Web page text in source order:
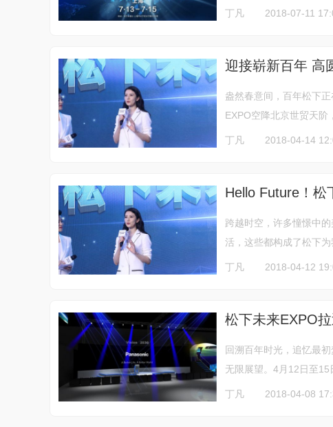
丁凡 2018-07-11
迎接崭新百年 高
盎然春意间，百年松下
EXPO空降北京世贸天阶
丁凡 2018-04-14
Hello Future！松
跨越时空，许多憧憬中
活，这些都构成了松下
丁凡 2018-04-12
松下未来EXPO
回溯百年时光，追忆最
无限展望。4月12日至15
丁凡 2018-04-08